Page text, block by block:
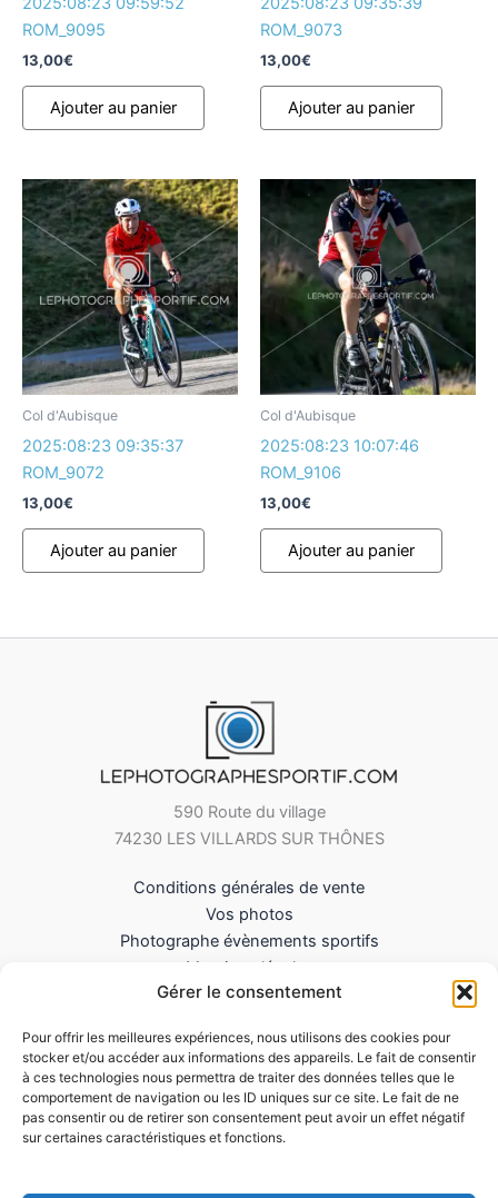
Gérer le consentement
Pour offrir les meilleures expériences, nous utilisons des cookies pour
stocker et/ou accéder aux informations des appareils. Le fait de consentir
à ces technologies nous permettra de traiter des données telles que le
comportement de navigation ou les ID uniques sur ce site. Le fait de ne
pas consentir ou de retirer son consentement peut avoir un effet négatif
sur certaines caractéristiques et fonctions.
ROM_9095
13,00€
Ajouter au panier
ROM_9073
13,00€
Ajouter au panier
Col d'Aubisque
2025:08:23 09:35:37
ROM_9072
13,00€
Ajouter au panier
Col d'Aubisque
2025:08:23 10:07:46
ROM_9106
13,00€
Ajouter au panier
590 Route du village
74230 LES VILLARDS SUR THÔNES
Conditions générales de vente
Vos photos
Photographe évènements sportifs
Mentions légales
Mes Téléchargements
Politique de cookies (UE)